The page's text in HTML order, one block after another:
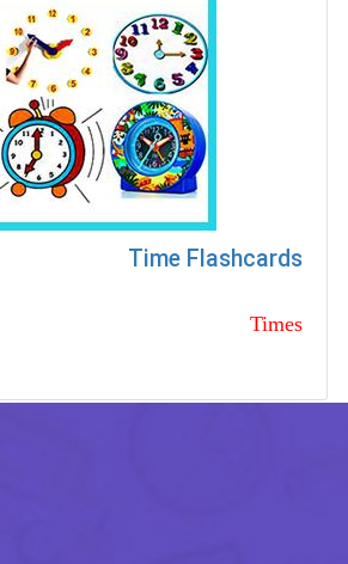
Time Flashcards
Times